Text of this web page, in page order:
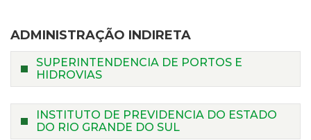
ADMINISTRAÇÃO INDIRETA
SUPERINTENDENCIA DE PORTOS E
HIDROVIAS
INSTITUTO DE PREVIDENCIA DO ESTADO
DO RIO GRANDE DO SUL